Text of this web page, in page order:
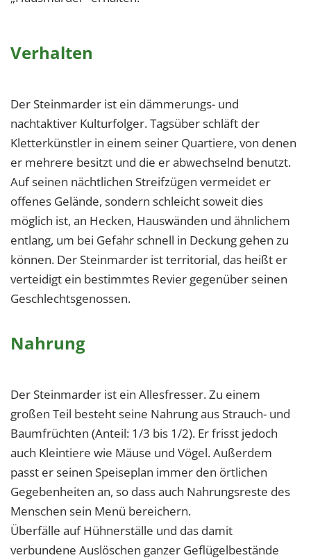
Verhalten
Der Steinmarder ist ein dämmerungs- und
nachtaktiver Kulturfolger. Tagsüber schläft der
Kletterkünstler in einem seiner Quartiere, von denen
er mehrere besitzt und die er abwechselnd benutzt.
Auf seinen nächtlichen Streifzügen vermeidet er
offenes Gelände, sondern schleicht soweit dies
möglich ist, an Hecken, Hauswänden und ähnlichem
entlang, um bei Gefahr schnell in Deckung gehen zu
können. Der Steinmarder ist territorial, das heißt er
verteidigt ein bestimmtes Revier gegenüber seinen
Geschlechtsgenossen.
Nahrung
Der Steinmarder ist ein Allesfresser. Zu einem
großen Teil besteht seine Nahrung aus Strauch- und
Baumfrüchten (Anteil: 1/3 bis 1/2). Er frisst jedoch
auch Kleintiere wie Mäuse und Vögel. Außerdem
passt er seinen Speiseplan immer den örtlichen
Gegebenheiten an, so dass auch Nahrungsreste des
Menschen sein Menü bereichern.
Überfälle auf Hühnerställe und das damit
verbundene Auslöschen ganzer Geflügelbestände